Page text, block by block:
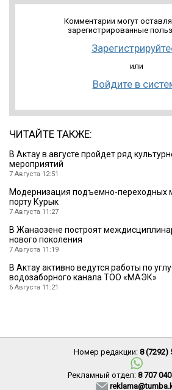
Комментарии могут
зарегистрированные
или
Войдите в
ЧИТАЙТЕ ТАКЖЕ:
В Актау в августе пройдет ряд
мероприятий
7 Августа 12:51
Модернизация подъемно-переходных
порту Курык
7 Августа 11:27
В Жанаозене построят
нового поколения
7 Августа 11:19
В Актау активно ведутся работы по
водозаборного канала ТОО «МАЭК»
6 Августа 11:21
Номер редакции: 8 (7292)
Рекламный отдел: 8 707 040